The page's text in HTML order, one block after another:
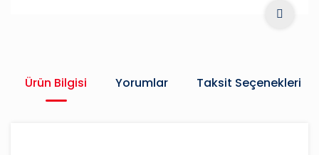
Ürün Bilgisi Yorumlar Taksit Seçenekleri